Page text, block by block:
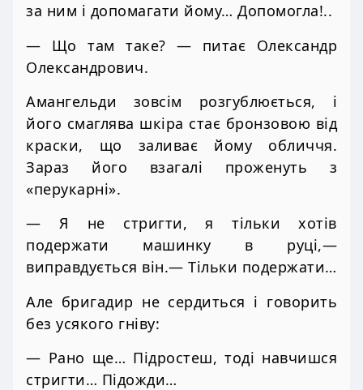
за ним і допомагати йому… Допомогла!..
— Що там таке? — питає Олександр
Олександрович.
Амангельди зовсім розгублюється, і
його смаглява шкіра стає бронзовою від
краски, що заливає йому обличчя.
Зараз його взагалі проженуть з
«перукарні».
— Я не стригти, я тільки хотів
подержати машинку в руці,—
виправдується він.— Тільки подержати…
Але бригадир не сердиться і говорить
без усякого гніву:
— Рано ще… Підростеш, тоді навчишся
стригти… Підожди…